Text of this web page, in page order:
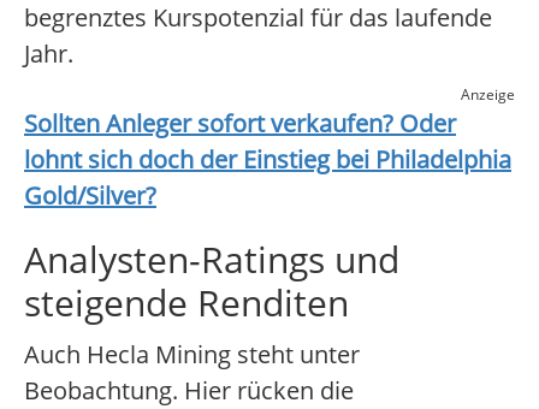
begrenztes Kurspotenzial für das laufende
Jahr.
Anzeige
Sollten Anleger sofort verkaufen? Oder
lohnt sich doch der Einstieg bei Philadelphia
Gold/Silver?
Analysten-Ratings und
steigende Renditen
Auch Hecla Mining steht unter
Beobachtung. Hier rücken die